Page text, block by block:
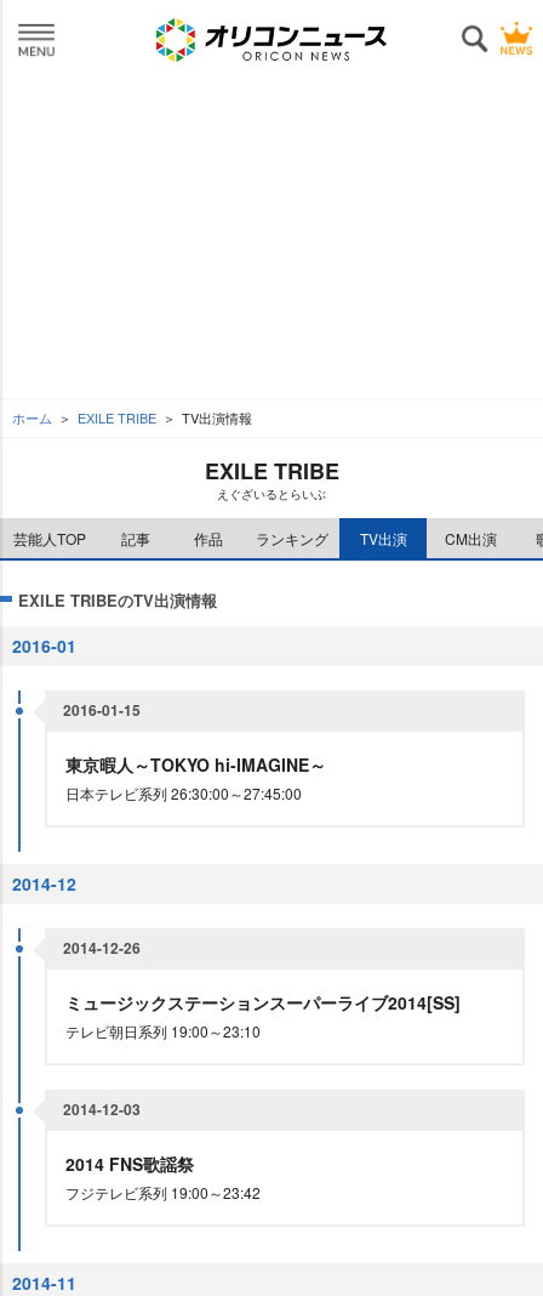
ホーム EXILE TRIBE TV出演情報
EXILE TRIBE
えぐざいるとらいぶ
芸能人TOP 記事 作品 ランキング TV出演 CM出演
EXILE TRIBEのTV出演情報
2016-01
2016-01-15
東京暇人～TOKYO hi-IMAGINE～
日本テレビ系列 26:30:00～27:45:00
2014-12
2014-12-26
ミュージックステーションスーパーライブ2014[SS]
テレビ朝日系列 19:00～23:10
2014-12-03
2014 FNS歌謡祭
フジテレビ系列 19:00～23:42
2014-11